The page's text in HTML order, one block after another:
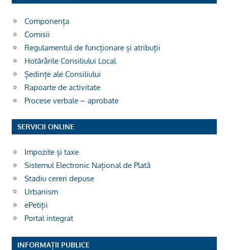
Componența
Comisii
Regulamentul de funcționare și atribuții
Hotărârile Consiliului Local
Ședințe ale Consiliului
Rapoarte de activitate
Procese verbale – aprobate
SERVICII ONLINE
Impozite și taxe
Sistemul Electronic Național de Plată
Stadiu cereri depuse
Urbanism
ePetiții
Portal integrat
INFORMAȚII PUBLICE